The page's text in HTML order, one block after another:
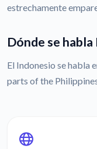
estrechamente
Dónde se
El Indonesio se habla
parts of the